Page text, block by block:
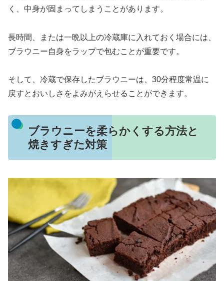
く、中身が固まってしまうことがあります。
長時間、または一晩以上の冷蔵庫に入れておく場合には、
ブラウニー自身をラップで包むことが重要です。
そして、冷蔵で保存したブラウニーは、30分程度常温に
戻すとおいしさをよみがえらせることができます。
ブラウニーを柔らかくする方法と
焼きすぎた対策